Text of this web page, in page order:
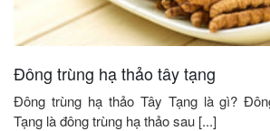
Đông trùng hạ thảo tây tạng
Đông trùng hạ thảo Tây Tạng là gì?
Tạng là đông trùng hạ thảo sau [...]